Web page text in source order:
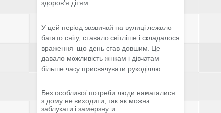
здоров’я дітям.
У цей період зазвичай на вулиці лежало
багато снігу, ставало світліше і складалося
враження, що день став довшим. Це
давало можливість жінкам і дівчатам
більше часу присвячувати рукоділлю.
Без особливої потреби люди намагалися
з дому не виходити, так як можна
заблукати і замерзнути.